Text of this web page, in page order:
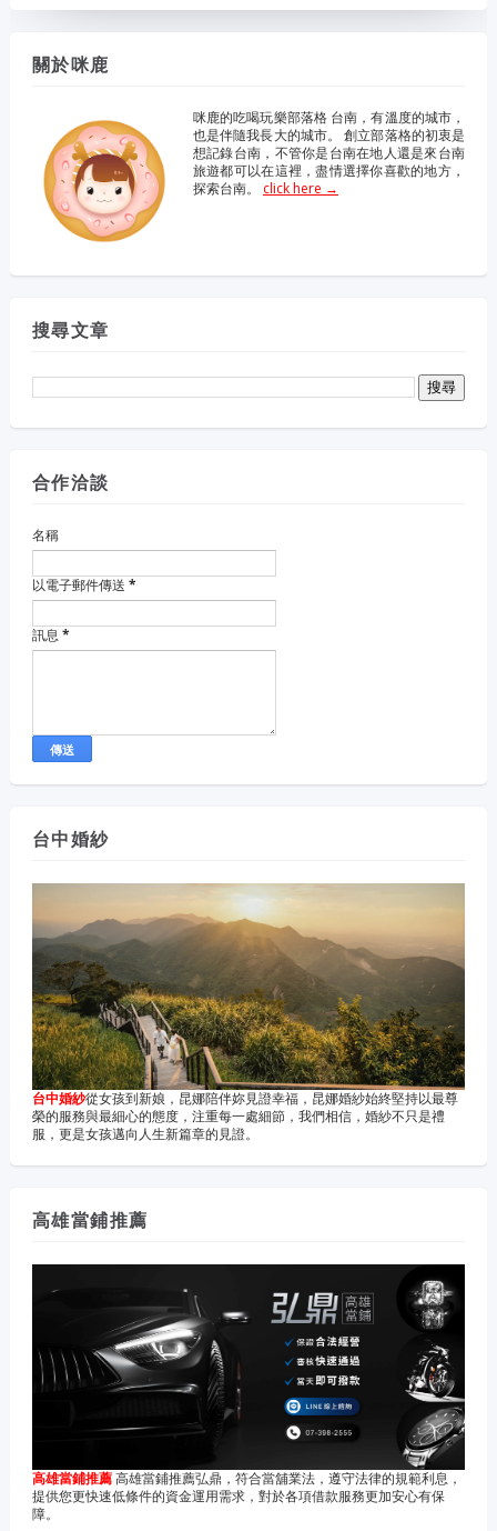
關於咪鹿
咪鹿的吃喝玩樂部落格 台南，有溫度的城市，
也是伴隨我長大的城市。 創立部落格的初衷是
想記錄台南，不管你是台南在地人還是來台南
旅遊都可以在這裡，盡情選擇你喜歡的地方，
探索台南。 click here →
搜尋文章
合作洽談
名稱
以電子郵件傳送 *
訊息 *
台中婚紗
台中婚紗從女孩到新娘，昆娜陪伴妳見證幸福，昆娜婚紗始終堅持以最尊
榮的服務與最細心的態度，注重每一處細節，我們相信，婚紗不只是禮
服，更是女孩邁向人生新篇章的見證。
高雄當鋪推薦
高雄當鋪推薦高雄當鋪推薦弘鼎，符合當舖業法，遵守法律的規範利息，
提供您更快速低條件的資金運用需求，對於各項借款服務更加安心有保
障。